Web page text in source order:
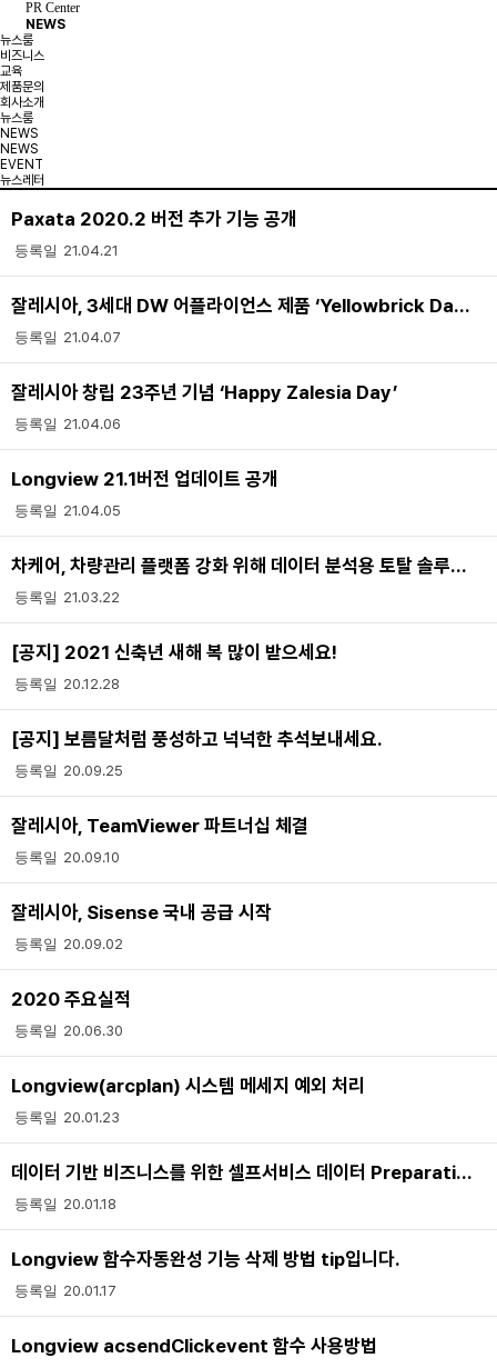
PR Center
NEWS
뉴스룸
비즈니스
교육
제품문의
회사소개
뉴스룸
NEWS
NEWS
EVENT
뉴스레터
Paxata 2020.2 버전 추가 기능 공개
21.04.21
잘레시아, 3세대 DW 어플라이언스 제품 ‘Yellowbrick Data’ 국내 출시
21.04.07
잘레시아 창립 23주년 기념 ‘Happy Zalesia Day’
21.04.06
Longview 21.1버전 업데이트 공개
21.04.05
차케어, 차량관리 플랫폼 강화 위해 데이터 분석용 토탈 솔루션 Sisense 도입
21.03.22
[공지] 2021 신축년 새해 복 많이 받으세요!
20.12.28
[공지] 보름달처럼 풍성하고 넉넉한 추석보내세요.
20.09.25
잘레시아, TeamViewer 파트너십 체결
20.09.10
잘레시아, Sisense 국내 공급 시작
20.09.02
2020 주요실적
20.06.30
Longview(arcplan) 시스템 메세지 예외 처리
20.01.23
데이터 기반 비즈니스를 위한 셀프서비스 데이터 Preparation
20.01.18
Longview 함수자동완성 기능 삭제 방법 tip입니다.
20.01.17
Longview acsendClickevent 함수 사용방법